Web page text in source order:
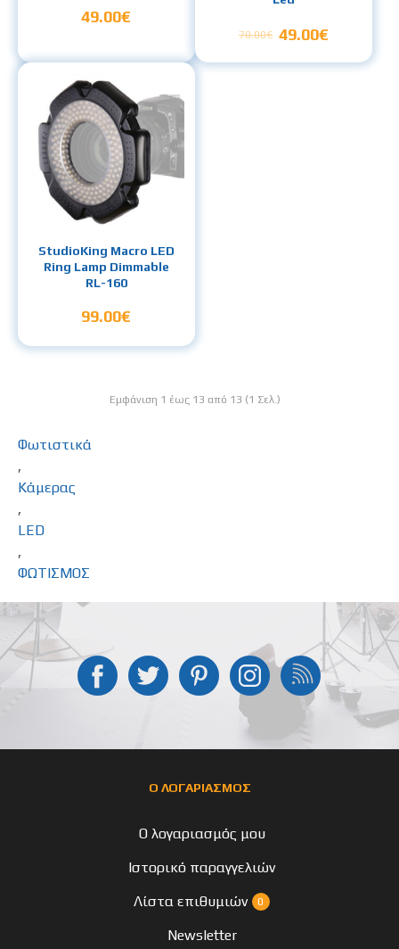
49.00€
49.00€
70.00€
StudioKing Macro LED
Ring Lamp Dimmable
RL-160
99.00€
Εμφάνιση 1 έως 13 από 13 (1 Σελ.)
Φωτιστικά
,
Κάμερας
,
LED
,
ΦΩΤΙΣΜΟΣ
Ο ΛΟΓΑΡΙΑΣΜΟΣ
Ο λογαριασμός μου
Ιστορικό παραγγελιών
Λίστα επιθυμιών
0
Newsletter